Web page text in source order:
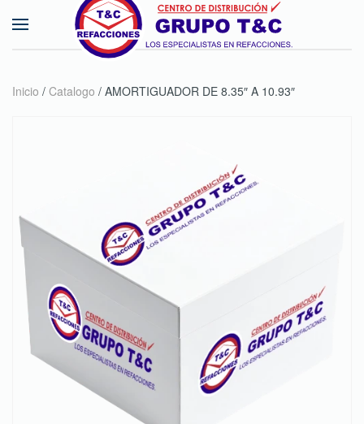
Skip to main content
Inicio / Catalogo / AMORTIGUADOR DE 8.35″ A 10.93″